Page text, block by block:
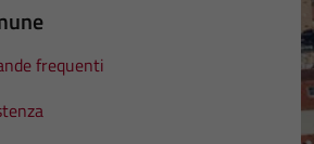
frequenti